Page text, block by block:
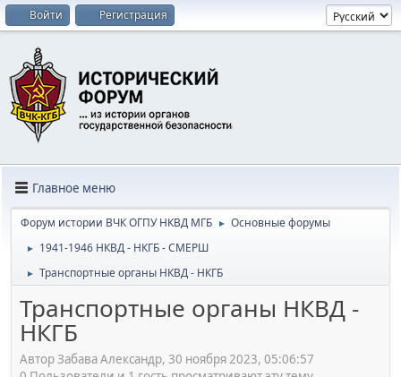
Войти Регистрация
Главное меню
Форум истории ВЧК ОГПУ НКВД МГБ ► Основные форумы
► 1941-1946 НКВД - НКГБ - СМЕРШ
► Транспортные органы НКВД - НКГБ
Транспортные органы НКВД -
НКГБ
Автор Забава Александр, 30 ноября 2023, 05:06:57